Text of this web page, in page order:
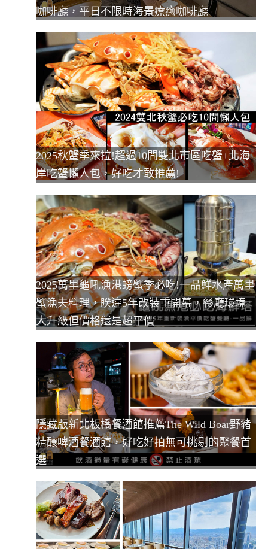
咖啡廳，平日不限時海景療癒咖啡廳
2025秋蟹季來拉!超過10間雙北市區吃蟹+北海
岸吃蟹懶人包，好吃才敢推薦!
2025萬里龜吼漁港螃蟹季必吃!一品鮮水產萬里
蟹漁夫料理，睽違5年改裝重開幕，餐廳環境
大升級但價格還是超平價
隱藏版新北板橋餐酒館推薦The Wild Boar野豬
精釀啤酒餐酒館，好吃好拍無可挑剔的聚餐首
選